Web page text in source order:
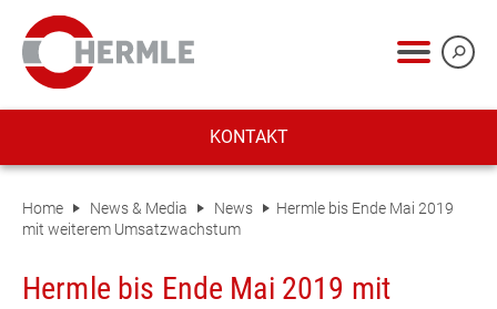
KONTAKT
Home News & Media News
Hermle bis Ende Mai 2019
mit weiterem Umsatzwachstum
Hermle bis Ende Mai 2019 mit